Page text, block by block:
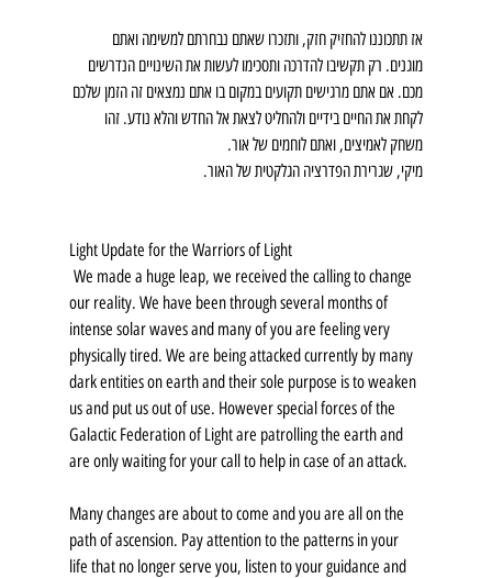
אז תתכוננו להחזיק חזק, ותזכרו שאתם נבחרתם למשימה ואתם
מוגנים. רק תקשיבו להדרכה ותסכימו לעשות את השינויים הנדרשים
מכם. אם אתם מרגישים תקועים במקום בו אתם נמצאים זה הזמן שלכם
לקחת את החיים בידיים ולהחליט לצאת אל החדש והלא נודע. זהו
משחק לאמיצים, ואתם לוחמים של אור.
מיקי, שגרירת הפדרציה הגלקטית של האור.
Light Update for the Warriors of Light
We made a huge leap, we received the calling to change
our reality. We have been through several months of
intense solar waves and many of you are feeling very
physically tired. We are being attacked currently by many
dark entities on earth and their sole purpose is to weaken
us and put us out of use. However special forces of the
Galactic Federation of Light are patrolling the earth and
are only waiting for your call to help in case of an attack.
Many changes are about to come and you are all on the
path of ascension. Pay attention to the patterns in your
life that no longer serve you, listen to your guidance and